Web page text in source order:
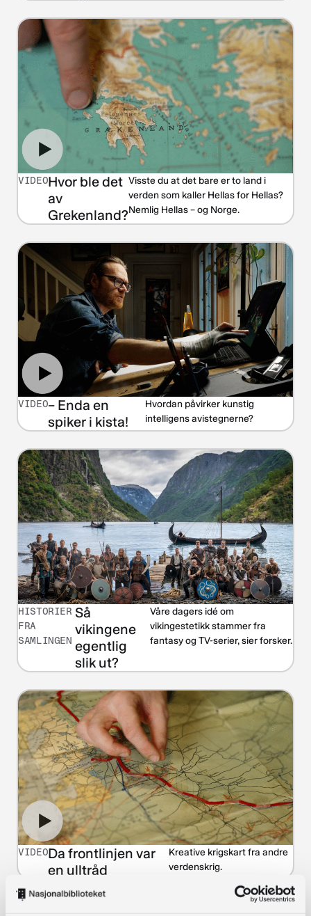
VIDEOHvor ble det
av
Grekenland?
Visste du at det bare er to land i
verden som kaller Hellas for Hellas?
Nemlig Hellas – og Norge.
VIDEO– Enda en
spiker i kista!
Hvordan påvirker kunstig
intelligens avistegnerne?
HISTORIER
FRA
SAMLINGEN
Så
vikingene
egentlig
slik ut?
Våre dagers idé om
vikingestetikk stammer fra
fantasy og TV-serier, sier forsker.
VIDEODa frontlinjen var
en ulltråd
Kreative krigskart fra andre
verdenskrig.